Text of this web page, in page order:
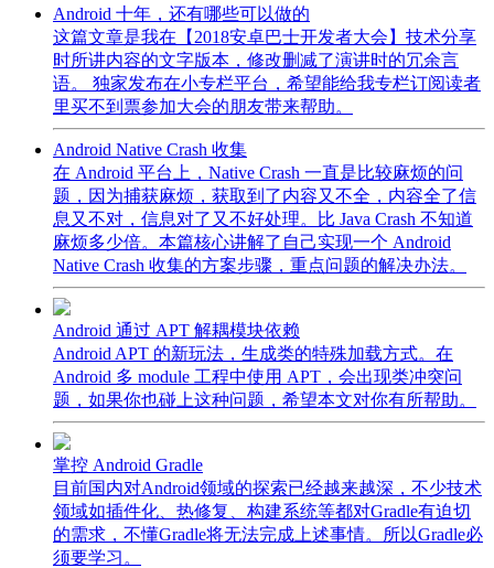
Android 十年，还有哪些可以做的
这篇文章是我在【2018安卓巴士开发者大会】技术分享
时所讲内容的文字版本，修改删减了演讲时的冗余言
语。 独家发布在小专栏平台，希望能给我专栏订阅读者
里买不到票参加大会的朋友带来帮助。
Android Native Crash 收集
在 Android 平台上，Native Crash 一直是比较麻烦的问
题，因为捕获麻烦，获取到了内容又不全，内容全了信
息又不对，信息对了又不好处理。比 Java Crash 不知道
麻烦多少倍。本篇核心讲解了自己实现一个 Android
Native Crash 收集的方案步骤，重点问题的解决办法。
Android 通过 APT 解耦模块依赖
Android APT 的新玩法，生成类的特殊加载方式。在
Android 多 module 工程中使用 APT，会出现类冲突问
题，如果你也碰上这种问题，希望本文对你有所帮助。
掌控 Android Gradle
目前国内对Android领域的探索已经越来越深，不少技术
领域如插件化、热修复、构建系统等都对Gradle有迫切
的需求，不懂Gradle将无法完成上述事情。所以Gradle必
须要学习。